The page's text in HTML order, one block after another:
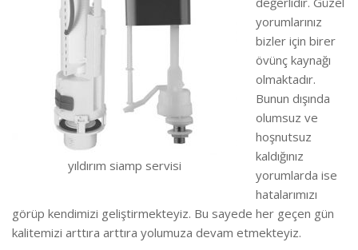
yıldırım siamp servisi
yorumlarınız
bizler için birer
övünç kaynağı
olmaktadır.
Bunun dışında
olumsuz ve
hoşnutsuz
kaldığınız
yorumlarda ise
hatalarımızı
görüp kendimizi geliştirmekteyiz. Bu sayede her geçen gün
kalitemizi arttıra arttıra yolumuza devam etmekteyiz.